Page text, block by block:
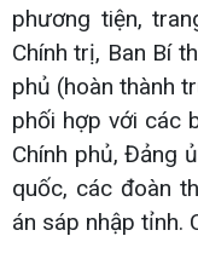
phương tiện,
Chính trị, Ban Bí
phủ (hoàn thành
phối hợp với các
Chính phủ, Đảng
quốc, các đoàn
án sáp nhập tỉnh.